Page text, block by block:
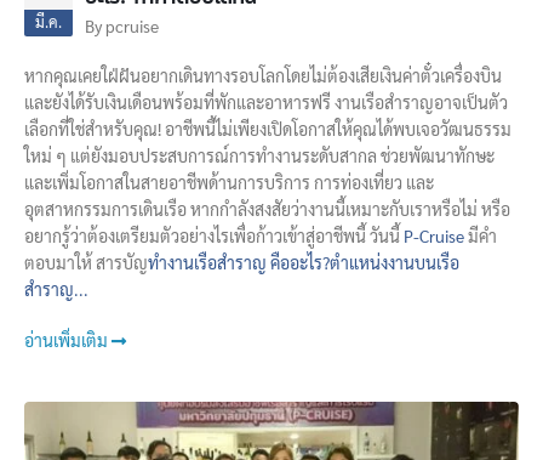
มี.ค. By pcruise
หากคุณเคยใฝ่ฝันอยากเดินทางรอบโลกโดยไม่ต้องเสียเงินค่าตั๋วเครื่องบิน
และยังได้รับเงินเดือนพร้อมที่พักและอาหารฟรี งานเรือสำราญอาจเป็นตัว
เลือกที่ใช่สำหรับคุณ! อาชีพนี้ไม่เพียงเปิดโอกาสให้คุณได้พบเจอวัฒนธรรม
ใหม่ ๆ แต่ยังมอบประสบการณ์การทำงานระดับสากล ช่วยพัฒนาทักษะ
และเพิ่มโอกาสในสายอาชีพด้านการบริการ การท่องเที่ยว และ
อุตสาหกรรมการเดินเรือ หากกำลังสงสัยว่างานนี้เหมาะกับเราหรือไม่ หรือ
อยากรู้ว่าต้องเตรียมตัวอย่างไรเพื่อก้าวเข้าสู่อาชีพนี้ วันนี้ P-Cruiseมีคำ
ตอบมาให้ สารบัญทำงานเรือสำราญ คืออะไร?ตำแหน่งงานบนเรือ
สำราญ...
อ่านเพิ่มเติม